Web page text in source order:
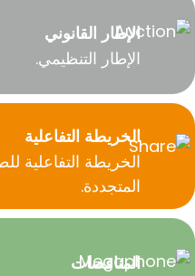
الإطار القانوني
الإطار التنظيمي.
الخريطة التفاعلية
الخريطة التفاعلية
المتجددة.
المناقصات